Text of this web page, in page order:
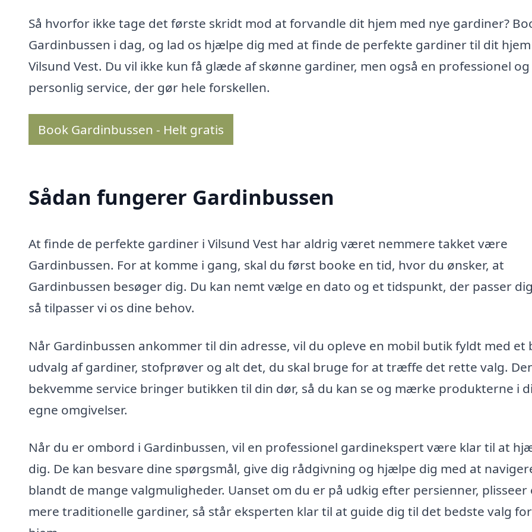
Så hvorfor ikke tage det første skridt mod at forvandle dit hjem med nye gardiner?
Gardinbussen i dag, og lad os hjælpe dig med at finde de perfekte gardiner til dit
Vilsund Vest. Du vil ikke kun få glæde af skønne gardiner, men også en professionel og
personlig service, der gør hele forskellen.
Book Gardinbussen - Helt gratis
Sådan fungerer Gardinbussen
At finde de perfekte gardiner i Vilsund Vest har aldrig været nemmere takket være
Gardinbussen. For at komme i gang, skal du først booke en tid, hvor du ønsker, at
Gardinbussen besøger dig. Du kan nemt vælge en dato og et tidspunkt, der passer
så tilpasser vi os dine behov.
Når Gardinbussen ankommer til din adresse, vil du opleve en mobil butik fyldt med et
udvalg af gardiner, stofprøver og alt det, du skal bruge for at træffe det rette valg.
bekvemme service bringer butikken til din dør, så du kan se og mærke produkterne i
egne omgivelser.
Når du er ombord i Gardinbussen, vil en professionel gardinekspert være klar til at
dig. De kan besvare dine spørgsmål, give dig rådgivning og hjælpe dig med at
blandt de mange valgmuligheder. Uanset om du er på udkig efter persienner, plisseer
mere traditionelle gardiner, så står eksperten klar til at guide dig til det bedste valg